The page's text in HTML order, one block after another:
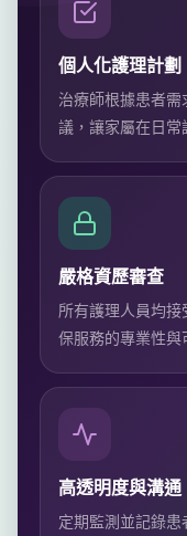
個人化護理計劃
治療師根據患者需
議，讓家屬在日常
嚴格資歷審查
所有護理人員均接
保服務的專業性與
高透明度與溝通
定期監測並記錄患